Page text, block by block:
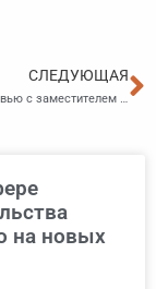
СЛЕДУЮЩАЯ
Интернет-интервью с заместителем руководителя Приморского УФАС России Солдатовой Елизаветой Владимировной на тему : «Учет рекламы в сети Интернет-изменения в Закон о рекламе»
на новых